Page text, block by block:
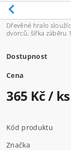
Dřevěné hralo
dvorců, šířka záběru
Dostupnost
Cena
365 Kč/ ks
Kód produktu
Značka